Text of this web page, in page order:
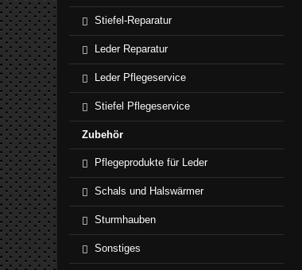
Stiefel-Reparatur
Leder Reparatur
Leder Pflegeservice
Stiefel Pflegeservice
Zubehör
Pflegeprodukte für Leder
Schals und Halswärmer
Sturmhauben
Sonstiges